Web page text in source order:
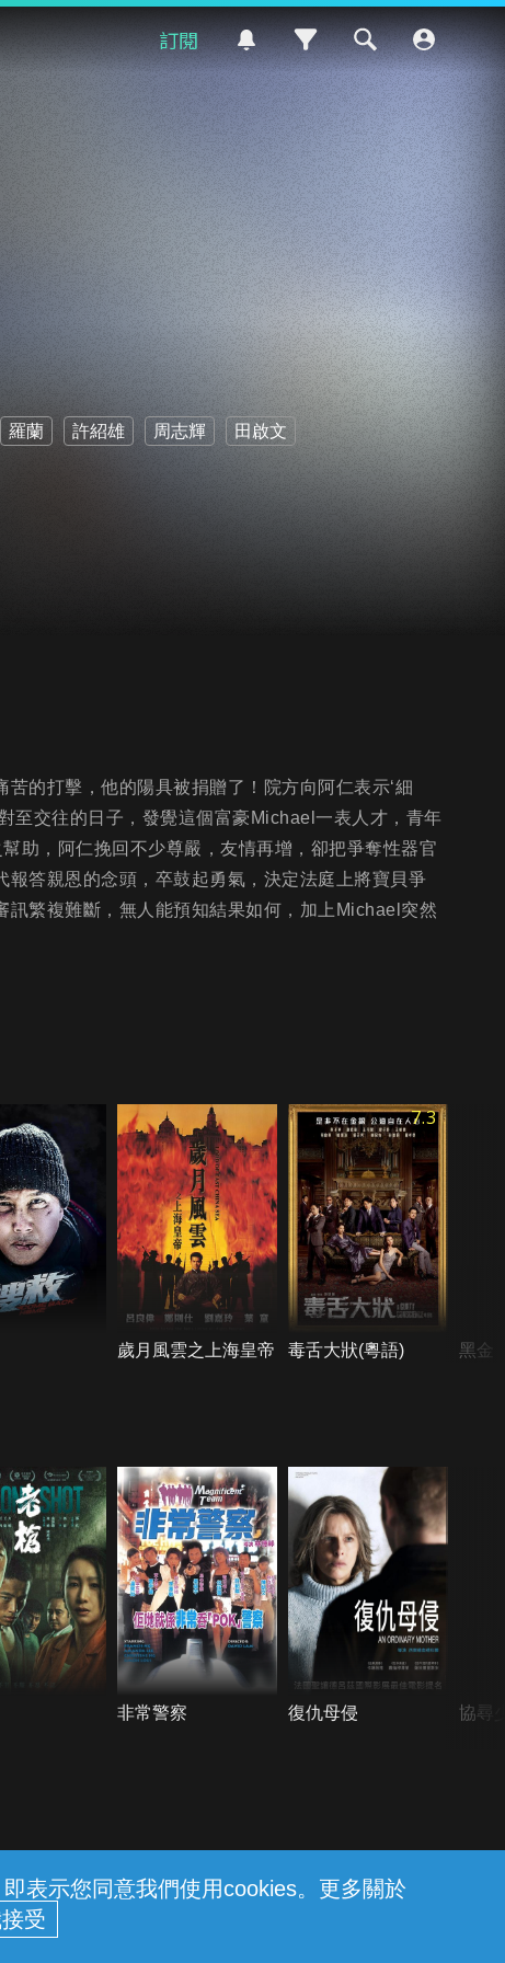
表示您同意我們使用cookies。更多關於
訂閱
羅蘭 許紹雄 周志輝 田啟文
的打擊，他的陽具被捐贈了！院方向阿仁表示‘細
至交往的日子，發覺這個富豪Michael一表人才，青年
助，阿仁挽回不少尊嚴，友情再增，卻把爭奪性器官
答親恩的念頭，卒鼓起勇氣，決定法庭上將寶貝爭
繁複難斷，無人能預知結果如何，加上Michael突然
歲月風雲之上海皇帝
7.3
毒舌大狀(粵語) 黑金
非常警察 復仇母侵 協尋